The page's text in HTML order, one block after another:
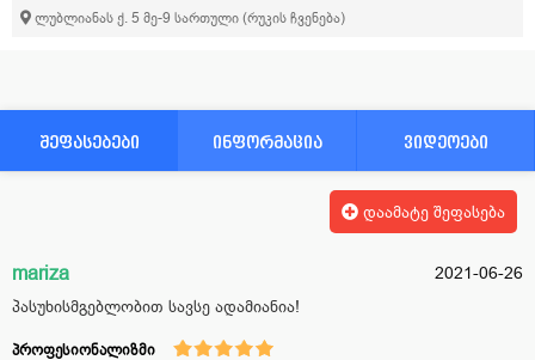
ლუბლიანას ქ. 5 მე-9 სართული (რუკის ჩვენება)
შეფასებები ინფორმაცია ვიდეოები
დაამატე შეფასება
mariza
2021-06-26
პასუხისმგებლობით სავსე ადამიანია!
პროფესიონალიზმი